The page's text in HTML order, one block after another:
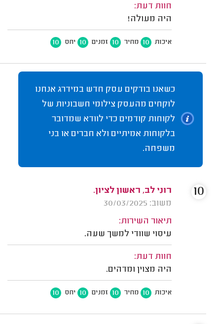
חוות דעת:
היה מעולה!
איכות 10 מחיר 10 זמנים 10 יחס 10
כשאנו בודקים עסק חדש במידרג אנחנו
לוקחים מהעסק צילומי חשבוניות של
לקוחות קודמים כדי לוודא שמדובר
בלקוחות אמיתיים ולא חברים או בני
משפחה.
רוני לב, ראשון לציון.
משוב: 30/03/2025
תיאור השירות:
עיסוי שוודי למשך שעה.
חוות דעת:
היה מצוין ומדהים.
איכות 10 מחיר 10 זמנים 10 יחס 10
10